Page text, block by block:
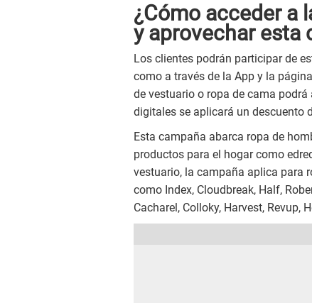
¿Cómo acceder a
y aprovechar esta
Los clientes podrán participar de
como a través de la App y la
de vestuario o ropa de cama
digitales se aplicará un descuento
Esta campaña abarca ropa de
productos para el hogar como
vestuario, la campaña aplica para
como Index, Cloudbreak, Half,
Cacharel, Colloky, Harvest, Revup,